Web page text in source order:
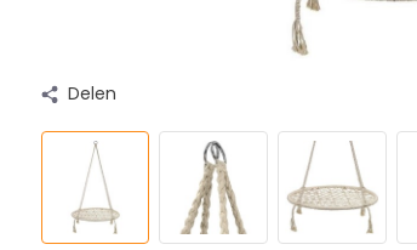
Delen